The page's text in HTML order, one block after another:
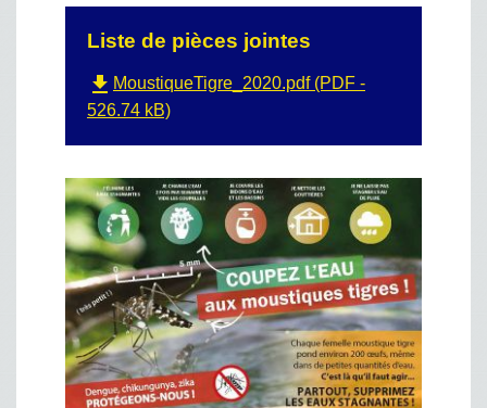
Liste de pièces jointes
file_download MoustiqueTigre_2020.pdf (PDF -
526.74 kB)